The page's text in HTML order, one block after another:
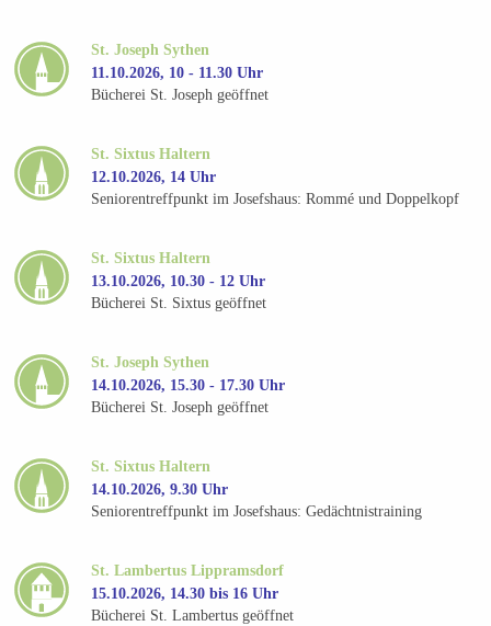
St. Joseph Sythen
11.10.2026, 10 - 11.30 Uhr
Bücherei St. Joseph geöffnet
St. Sixtus Haltern
12.10.2026, 14 Uhr
Seniorentreffpunkt im Josefshaus: Rommé und Doppelkopf
St. Sixtus Haltern
13.10.2026, 10.30 - 12 Uhr
Bücherei St. Sixtus geöffnet
St. Joseph Sythen
14.10.2026, 15.30 - 17.30 Uhr
Bücherei St. Joseph geöffnet
St. Sixtus Haltern
14.10.2026, 9.30 Uhr
Seniorentreffpunkt im Josefshaus: Gedächtnistraining
St. Lambertus Lippramsdorf
15.10.2026, 14.30 bis 16 Uhr
Bücherei St. Lambertus geöffnet